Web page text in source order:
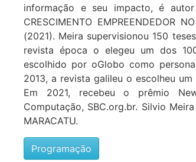
informação e seu impacto, é autor
CRESCIMENTO EMPREENDEDOR
(2021). Meira supervisionou 150
revista época o elegeu um dos
escolhido por oGlobo como
2013, a revista galileu o escolheu
Em 2021, recebeu o prêmio
Computação, SBC.org.br. Silvio
MARACATU.
Programação